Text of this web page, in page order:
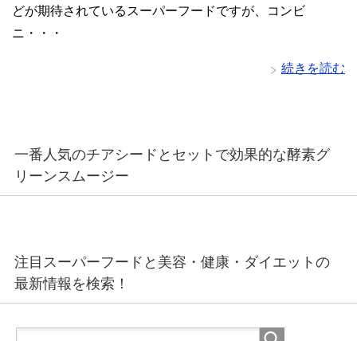
どが期待されているスーパーフードですが、コンビ
ニ・・・
続きを読む
一番人気のチアシードとセットで効果的な酵素グ
リーンスムージー
注目スーパーフードと美容・健康・ダイエットの
最新情報を検索！